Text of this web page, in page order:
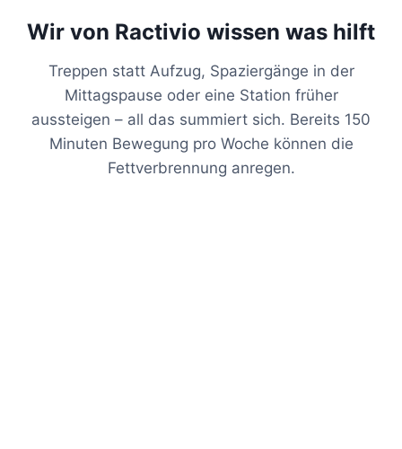
Wir von Ractivio wissen was hilft
Treppen statt Aufzug, Spaziergänge in der
Mittagspause oder eine Station früher
aussteigen – all das summiert sich. Bereits 150
Minuten Bewegung pro Woche können die
Fettverbrennung anregen.